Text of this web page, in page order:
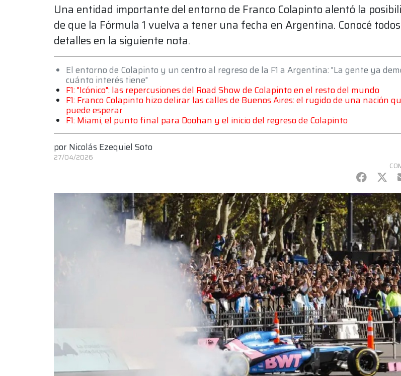
Una entidad importante del entorno de Franco Colapinto alentó la
de que la Fórmula 1 vuelva a tener una fecha en Argentina. Conocé
detalles en la siguiente nota.
El entorno de Colapinto y un centro al regreso de la F1 a Argentina: "La gente ya
cuánto interés tiene"
F1: "Icónico": las repercusiones del Road Show de Colapinto en el resto del mundo
F1: Franco Colapinto hizo delirar las calles de Buenos Aires: el rugido de una nación
puede esperar
F1: Miami, el punto final para Doohan y el inicio del regreso de Colapinto
por Nicolás Ezequiel Soto
27/04/2026
Facebook